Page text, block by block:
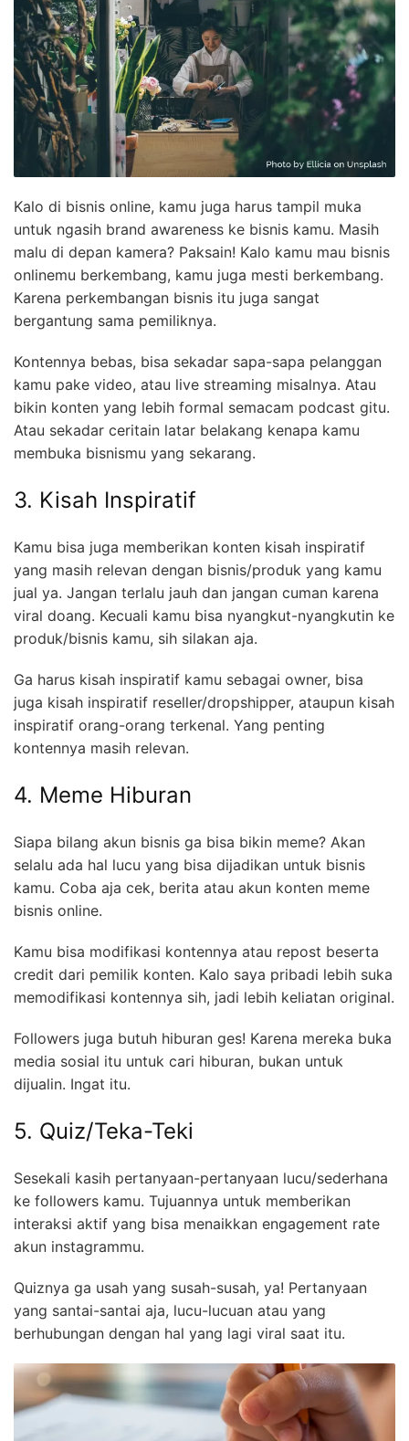
Kalo di bisnis online, kamu juga harus tampil muka
untuk ngasih brand awareness ke bisnis kamu. Masih
malu di depan kamera? Paksain! Kalo kamu mau bisnis
onlinemu berkembang, kamu juga mesti berkembang.
Karena perkembangan bisnis itu juga sangat
bergantung sama pemiliknya.
Kontennya bebas, bisa sekadar sapa-sapa pelanggan
kamu pake video, atau live streaming misalnya. Atau
bikin konten yang lebih formal semacam podcast gitu.
Atau sekadar ceritain latar belakang kenapa kamu
membuka bisnismu yang sekarang.
3. Kisah Inspiratif
Kamu bisa juga memberikan konten kisah inspiratif
yang masih relevan dengan bisnis/produk yang kamu
jual ya. Jangan terlalu jauh dan jangan cuman karena
viral doang. Kecuali kamu bisa nyangkut-nyangkutin ke
produk/bisnis kamu, sih silakan aja.
Ga harus kisah inspiratif kamu sebagai owner, bisa
juga kisah inspiratif reseller/dropshipper, ataupun kisah
inspiratif orang-orang terkenal. Yang penting
kontennya masih relevan.
4. Meme Hiburan
Siapa bilang akun bisnis ga bisa bikin meme? Akan
selalu ada hal lucu yang bisa dijadikan untuk bisnis
kamu. Coba aja cek, berita atau akun konten meme
bisnis online.
Kamu bisa modifikasi kontennya atau repost beserta
credit dari pemilik konten. Kalo saya pribadi lebih suka
memodifikasi kontennya sih, jadi lebih keliatan original.
Followers juga butuh hiburan ges! Karena mereka buka
media sosial itu untuk cari hiburan, bukan untuk
dijualin. Ingat itu.
5. Quiz/Teka-Teki
Sesekali kasih pertanyaan-pertanyaan lucu/sederhana
ke followers kamu. Tujuannya untuk memberikan
interaksi aktif yang bisa menaikkan engagement rate
akun instagrammu.
Quiznya ga usah yang susah-susah, ya! Pertanyaan
yang santai-santai aja, lucu-lucuan atau yang
berhubungan dengan hal yang lagi viral saat itu.